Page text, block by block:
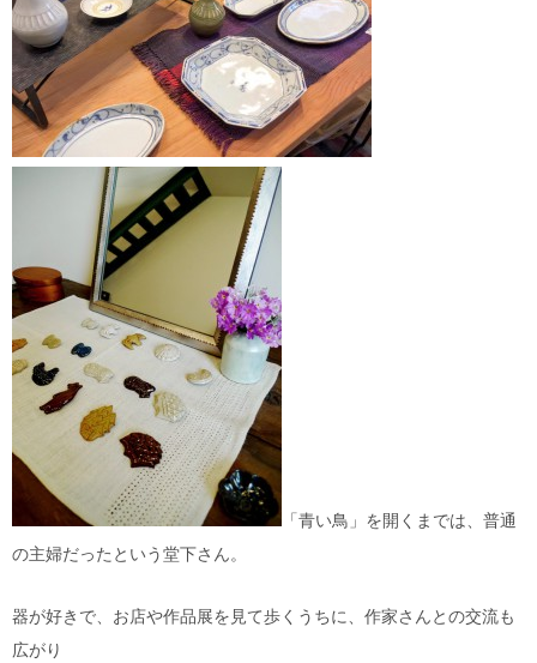
「青い鳥」を開くまでは、普通
の主婦だったという堂下さん。
器が好きで、お店や作品展を見て歩くうちに、作家さんとの交流も
広がり